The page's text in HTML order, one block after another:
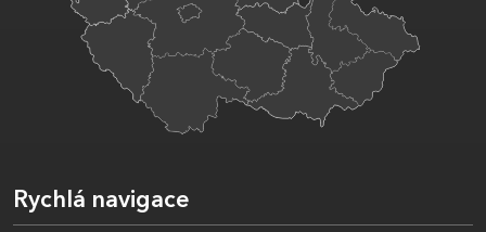
Rychlá navigace